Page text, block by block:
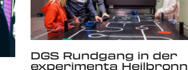
DGS Rundgang in der
experimenta Heilbronn